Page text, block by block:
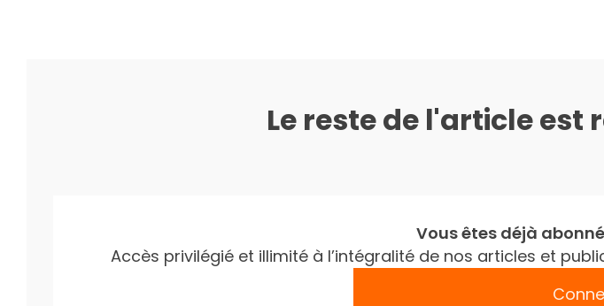
Le reste de l'article est
Vous êtes déjà
Accès privilégié et illimité à l’intégralité de nos articles et